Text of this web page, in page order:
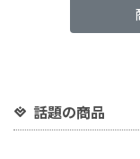
話題の商品